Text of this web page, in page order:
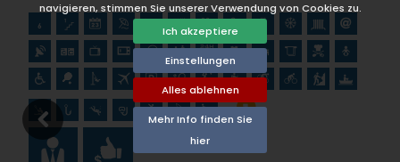
navigieren, stimmen Sie unserer Verwendung von Cookies zu.
Ich akzeptiere
Einstellungen
Alles ablehnen
Mehr Info finden Sie
hier